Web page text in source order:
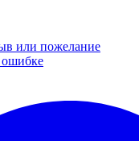
или пожелание